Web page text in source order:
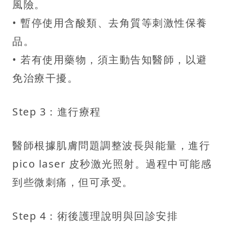
風險。
• 暫停使用含酸類、去角質等刺激性保養
品。
• 若有使用藥物，須主動告知醫師，以避
免治療干擾。
Step 3：進行療程
醫師根據肌膚問題調整波長與能量，進行
pico laser 皮秒激光照射。過程中可能感
到些微刺痛，但可承受。
Step 4：術後護理說明與回診安排